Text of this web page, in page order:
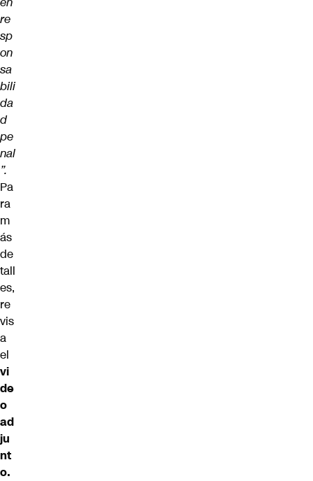
re
sp
on
sa
bili
da
d
pe
nal
”.
Pa
ra
m
ás
de
tall
es,
re
vis
a
el
vi
de
o
ad
ju
nt
o.